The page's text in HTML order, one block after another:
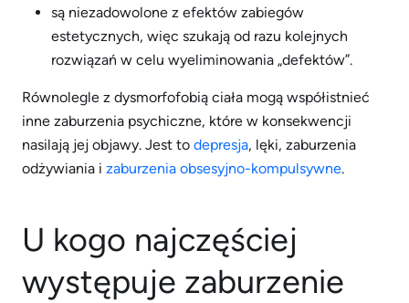
są niezadowolone z efektów zabiegów
estetycznych, więc szukają od razu kolejnych
rozwiązań w celu wyeliminowania „defektów”.
Równolegle z dysmorfofobią ciała mogą współistnieć
inne zaburzenia psychiczne, które w konsekwencji
nasilają jej objawy. Jest to depresja, lęki, zaburzenia
odżywiania i zaburzenia obsesyjno-kompulsywne.
U kogo najczęściej
występuje zaburzenie